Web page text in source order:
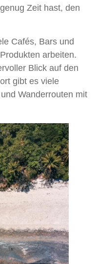
Zeit hast, den
Cafés, Bars und
arbeiten.
Blick auf den
gibt es viele
Wanderrouten mit